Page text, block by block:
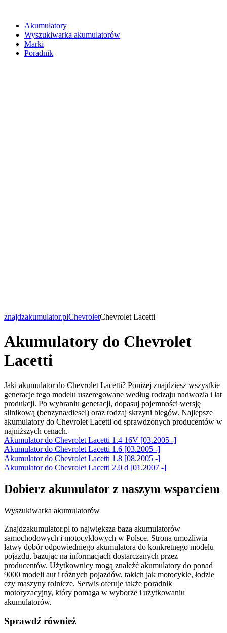
Akumulatory
Wyszukiwarka akumulatorów
Marki
Poradnik
znajdzakumulator.plChevroletChevrolet Lacetti
Akumulatory do Chevrolet
Lacetti
Jaki akumulator do Chevrolet Lacetti? Poniżej znajdziesz wszystkie
generacje tego modelu uszeregowane według rodzaju nadwozia i lat
produkcji. Po wybraniu generacji, dopasuj pojemności wersję
silnikową (benzyna/diesel) oraz rodzaj skrzyni biegów. Najlepsze
akumulatory do Chevrolet Lacetti od sprawdzonych producentów w
najniższych cenach.
Akumulator do Chevrolet Lacetti 1.4 16V [03.2005 -]
Akumulator do Chevrolet Lacetti 1.6 [03.2005 -]
Akumulator do Chevrolet Lacetti 1.8 [08.2005 -]
Akumulator do Chevrolet Lacetti 2.0 d [01.2007 -]
Dobierz akumulator z naszym wsparciem
Wyszukiwarka akumulatorów
Znajdzakumulator.pl to największa baza akumulatorów
samochodowych i motocyklowych w Polsce. Strona umożliwia
łatwy dobór odpowiedniego akumulatora do konkretnego modelu
pojazdu, bazując na informacjach dostarczanych przez
producentów. Użytkownicy mogą znaleźć akumulatory do ponad
9000 modeli aut i różnych pojazdów, takich jak motocykle, łodzie
czy maszyny rolnicze. Serwis oferuje także poradnik
motoryzacyjny, który pomaga w wyborze i użytkowaniu
akumulatorów.
Sprawdź również